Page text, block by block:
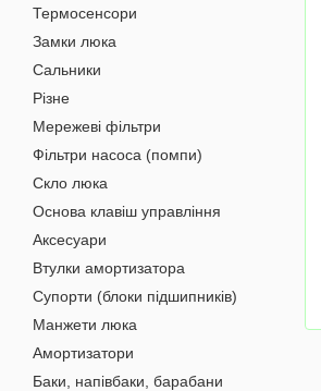
Термосенсори
Замки люка
Сальники
Різне
Мережеві фільтри
Фільтри насоса (помпи)
Скло люка
Основа клавіш управління
Аксесуари
Втулки амортизатора
Супорти (блоки підшипників)
Манжети люка
Амортизатори
Баки, напівбаки, барабани